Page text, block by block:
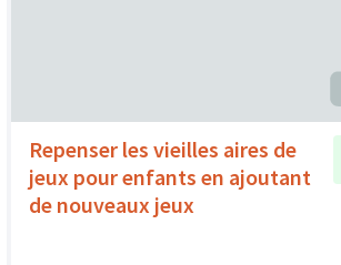
Repenser les vieilles aires de
jeux pour enfants en ajoutant
de nouveaux jeux